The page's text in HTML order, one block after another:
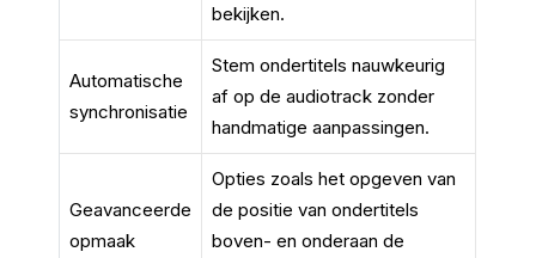
bekijken.
Automatische
synchronisatie
Stem ondertitels nauwkeurig
af op de audiotrack zonder
handmatige aanpassingen.
Geavanceerde
opmaak
Opties zoals het opgeven van
de positie van ondertitels
boven- en onderaan de